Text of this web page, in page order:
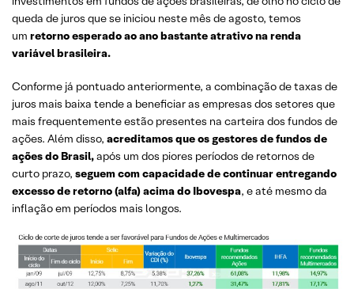
queda de juros que se iniciou neste mês de agosto, temos
um retorno esperado ao ano bastante atrativo na renda
variável brasileira.
Conforme já pontuado anteriormente, a combinação de taxas de
juros mais baixa tende a beneficiar as empresas dos setores que
mais frequentemente estão presentes na carteira dos fundos de
ações. Além disso, acreditamos que os gestores de fundos de
ações do Brasil,após um dos piores períodos de retornos de
curto prazo, seguem com capacidade de continuar entregando
excesso de retorno (alfa) acima do Ibovespa, e até mesmo da
inflação em períodos mais longos.